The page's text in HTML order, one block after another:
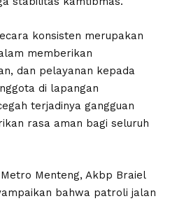
konsisten merupakan
memberikan
dan pelayanan kepada
di lapangan
terjadinya gangguan
rasa aman bagi seluruh
Menteng, Akbp Braiel
bahwa patroli jalan